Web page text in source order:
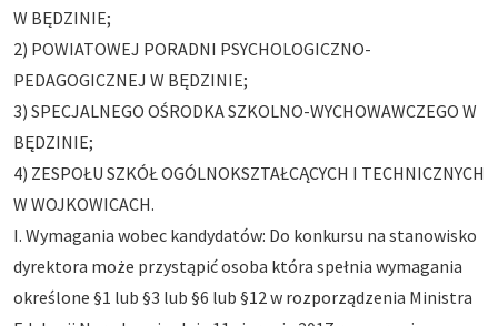
W BĘDZINIE;
2) POWIATOWEJ PORADNI PSYCHOLOGICZNO-
PEDAGOGICZNEJ W BĘDZINIE;
3) SPECJALNEGO OŚRODKA SZKOLNO-WYCHOWAWCZEGO W
BĘDZINIE;
4) ZESPOŁU SZKÓŁ OGÓLNOKSZTAŁCĄCYCH I TECHNICZNYCH
W WOJKOWICACH.
I. Wymagania wobec kandydatów: Do konkursu na stanowisko
dyrektora może przystąpić osoba która spełnia wymagania
określone §1 lub §3 lub §6 lub §12 w rozporządzenia Ministra